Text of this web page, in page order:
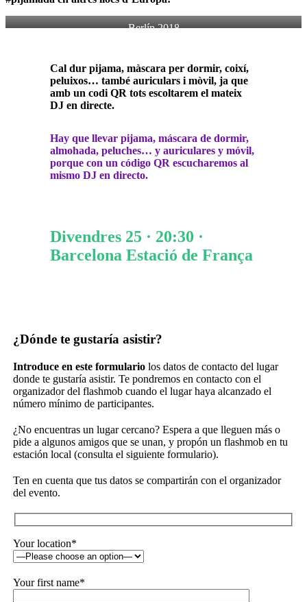
Berlín 2018
Cal dur pijama, màscara per dormir, coixí,
peluixos… també auriculars i mòvil, ja que
amb un codi QR tots escoltarem el mateix
DJ en directe.
Hay que llevar pijama, máscara de dormir,
almohada, peluches… y auriculares y móvil,
porque con un código QR escucharemos al
mismo DJ en directo.
Divendres 25 · 20:30 ·
Barcelona Estació de França
¿Dónde te gustaría asistir?
Introduce en este formulariolos datos de contacto del lugar
donde te gustaría asistir. Te pondremos en contacto con el
organizador del flashmob cuando el lugar haya alcanzado el
número mínimo de participantes.
¿No encuentras un lugar cercano? Espera a que lleguen más o
pide a algunos amigos que se unan, y propón un flashmob en tu
estación local (consulta el siguiente formulario).
Ten en cuenta que tus datos se compartirán con el organizador
del evento.
Your location*
Your first name*